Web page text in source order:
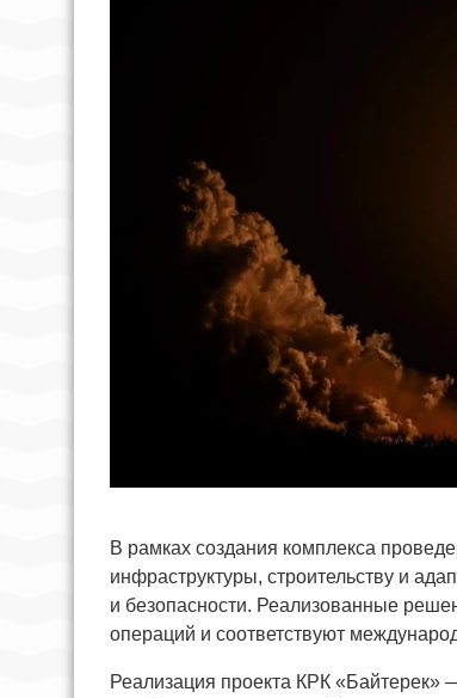
В рамках создания комплекса
инфраструктуры, строительству и
и безопасности. Реализованные
операций и соответствуют
Реализация проекта КРК «Байтерек»